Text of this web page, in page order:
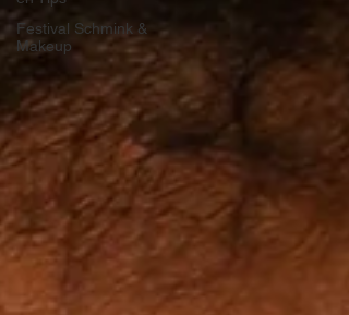
Festival Schmink &
Makeup